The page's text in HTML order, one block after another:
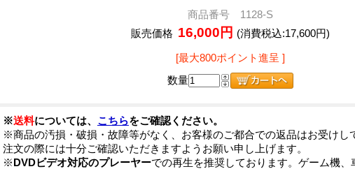
商品番号 1128-S
販売価格 16,000円 (消費税込:17,600円)
[最大800ポイント進呈 ]
数量
※送料については、 こちらをご確認ください。
※商品の汚損・破損・故障等がなく、お客様のご都合での返品はお受けし
注文の際には十分ご確認いただきますようお願い申し上げます。
※DVDビデオ対応のプレーヤーでの再生を推奨しております。ゲーム機、